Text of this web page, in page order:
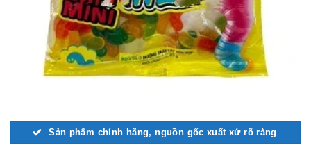
Sản phẩm chính hãng, nguồn gốc xuất xứ rõ ràng